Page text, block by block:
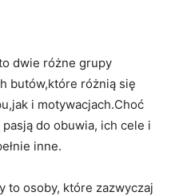
dwie różne grupy
butów,które różnią się
i motywacjach.Choć
do obuwia, ich cele i
inne.
to osoby, które zazwyczaj